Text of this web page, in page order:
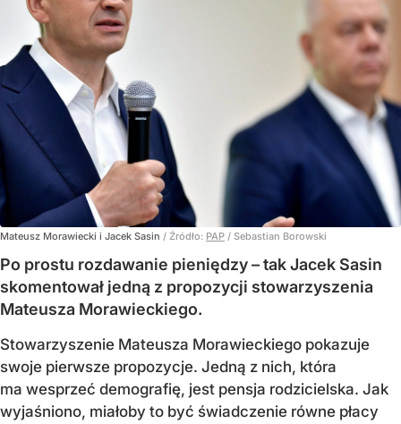
Mateusz Morawiecki i Jacek Sasin / Źródło: PAP / Sebastian Borowski
Po prostu rozdawanie pieniędzy – tak Jacek Sasin
skomentował jedną z propozycji stowarzyszenia
Mateusza Morawieckiego.
Stowarzyszenie Mateusza Morawieckiego pokazuje
swoje pierwsze propozycje. Jedną z nich, która
ma wesprzeć demografię, jest pensja rodzicielska. Jak
wyjaśniono, miałoby to być świadczenie równe płacy